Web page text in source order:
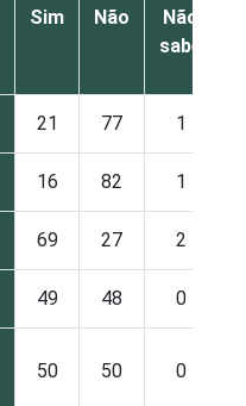
Sim Não
Não
sabe
21 77 1
16 82 1
69 27 2
49 48 0
50 50 0